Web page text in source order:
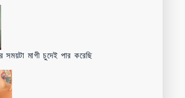
সময়টা মাগী চুদেই পার করেছি